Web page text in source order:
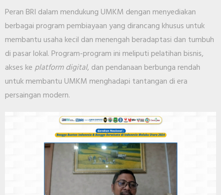
Peran BRI dalam mendukung UMKM dengan menyediakan
berbagai program pembiayaan yang dirancang khusus untuk
membantu usaha kecil dan menengah beradaptasi dan tumbuh
di pasar lokal. Program-program ini meliputi pelatihan bisnis,
akses keplatformdigital, dan pendanaan berbunga rendah
untuk membantu UMKM menghadapi tantangan di era
persaingan modern.